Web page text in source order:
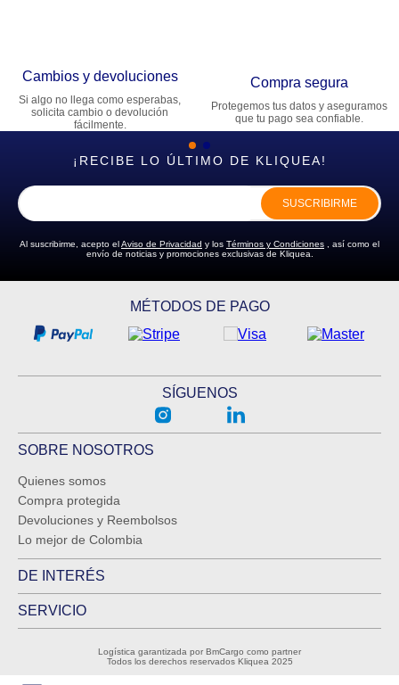
Cambios y devoluciones
Si algo no llega como esperabas,
solicita cambio o devolución
fácilmente.
Compra segura
Protegemos tus datos y aseguramos
que tu pago sea confiable.
¡RECIBE LO ÚLTIMO DE KLIQUEA!
SUSCRIBIRME
Al suscribirme, acepto elAviso de Privacidad y los Términos y Condiciones , así como el
envío de noticias y promociones exclusivas de Kliquea.
MÉTODOS DE PAGO
SÍGUENOS
SOBRE NOSOTROS
Quienes somos
Compra protegida
Devoluciones y Reembolsos
Lo mejor de Colombia
DE INTERÉS
SERVICIO
Logística garantizada por BmCargo como partner
Todos los derechos reservados Kliquea 2025